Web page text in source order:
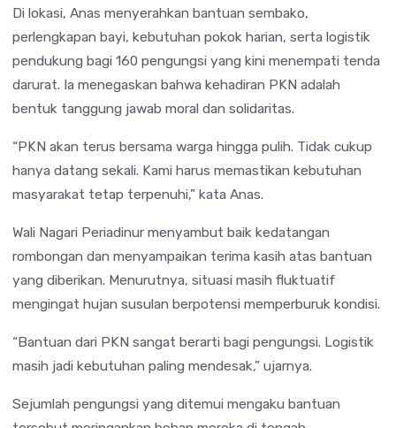
Di lokasi, Anas menyerahkan bantuan sembako,
perlengkapan bayi, kebutuhan pokok harian, serta logistik
pendukung bagi 160 pengungsi yang kini menempati tenda
darurat. Ia menegaskan bahwa kehadiran PKN adalah
bentuk tanggung jawab moral dan solidaritas.
“PKN akan terus bersama warga hingga pulih. Tidak cukup
hanya datang sekali. Kami harus memastikan kebutuhan
masyarakat tetap terpenuhi,” kata Anas.
Wali Nagari Periadinur menyambut baik kedatangan
rombongan dan menyampaikan terima kasih atas bantuan
yang diberikan. Menurutnya, situasi masih fluktuatif
mengingat hujan susulan berpotensi memperburuk kondisi.
“Bantuan dari PKN sangat berarti bagi pengungsi. Logistik
masih jadi kebutuhan paling mendesak,” ujarnya.
Sejumlah pengungsi yang ditemui mengaku bantuan